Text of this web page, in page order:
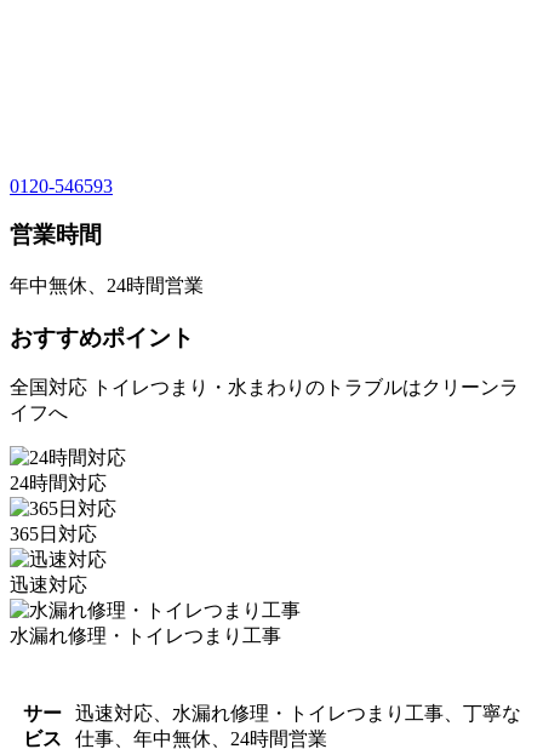
0120-546593
営業時間
年中無休、24時間営業
おすすめポイント
全国対応 トイレつまり・水まわりのトラブルはクリーンラ
イフへ
24時間対応
365日対応
迅速対応
水漏れ修理・トイレつまり工事
サー
ビス
迅速対応、水漏れ修理・トイレつまり工事、丁寧な
仕事、年中無休、24時間営業